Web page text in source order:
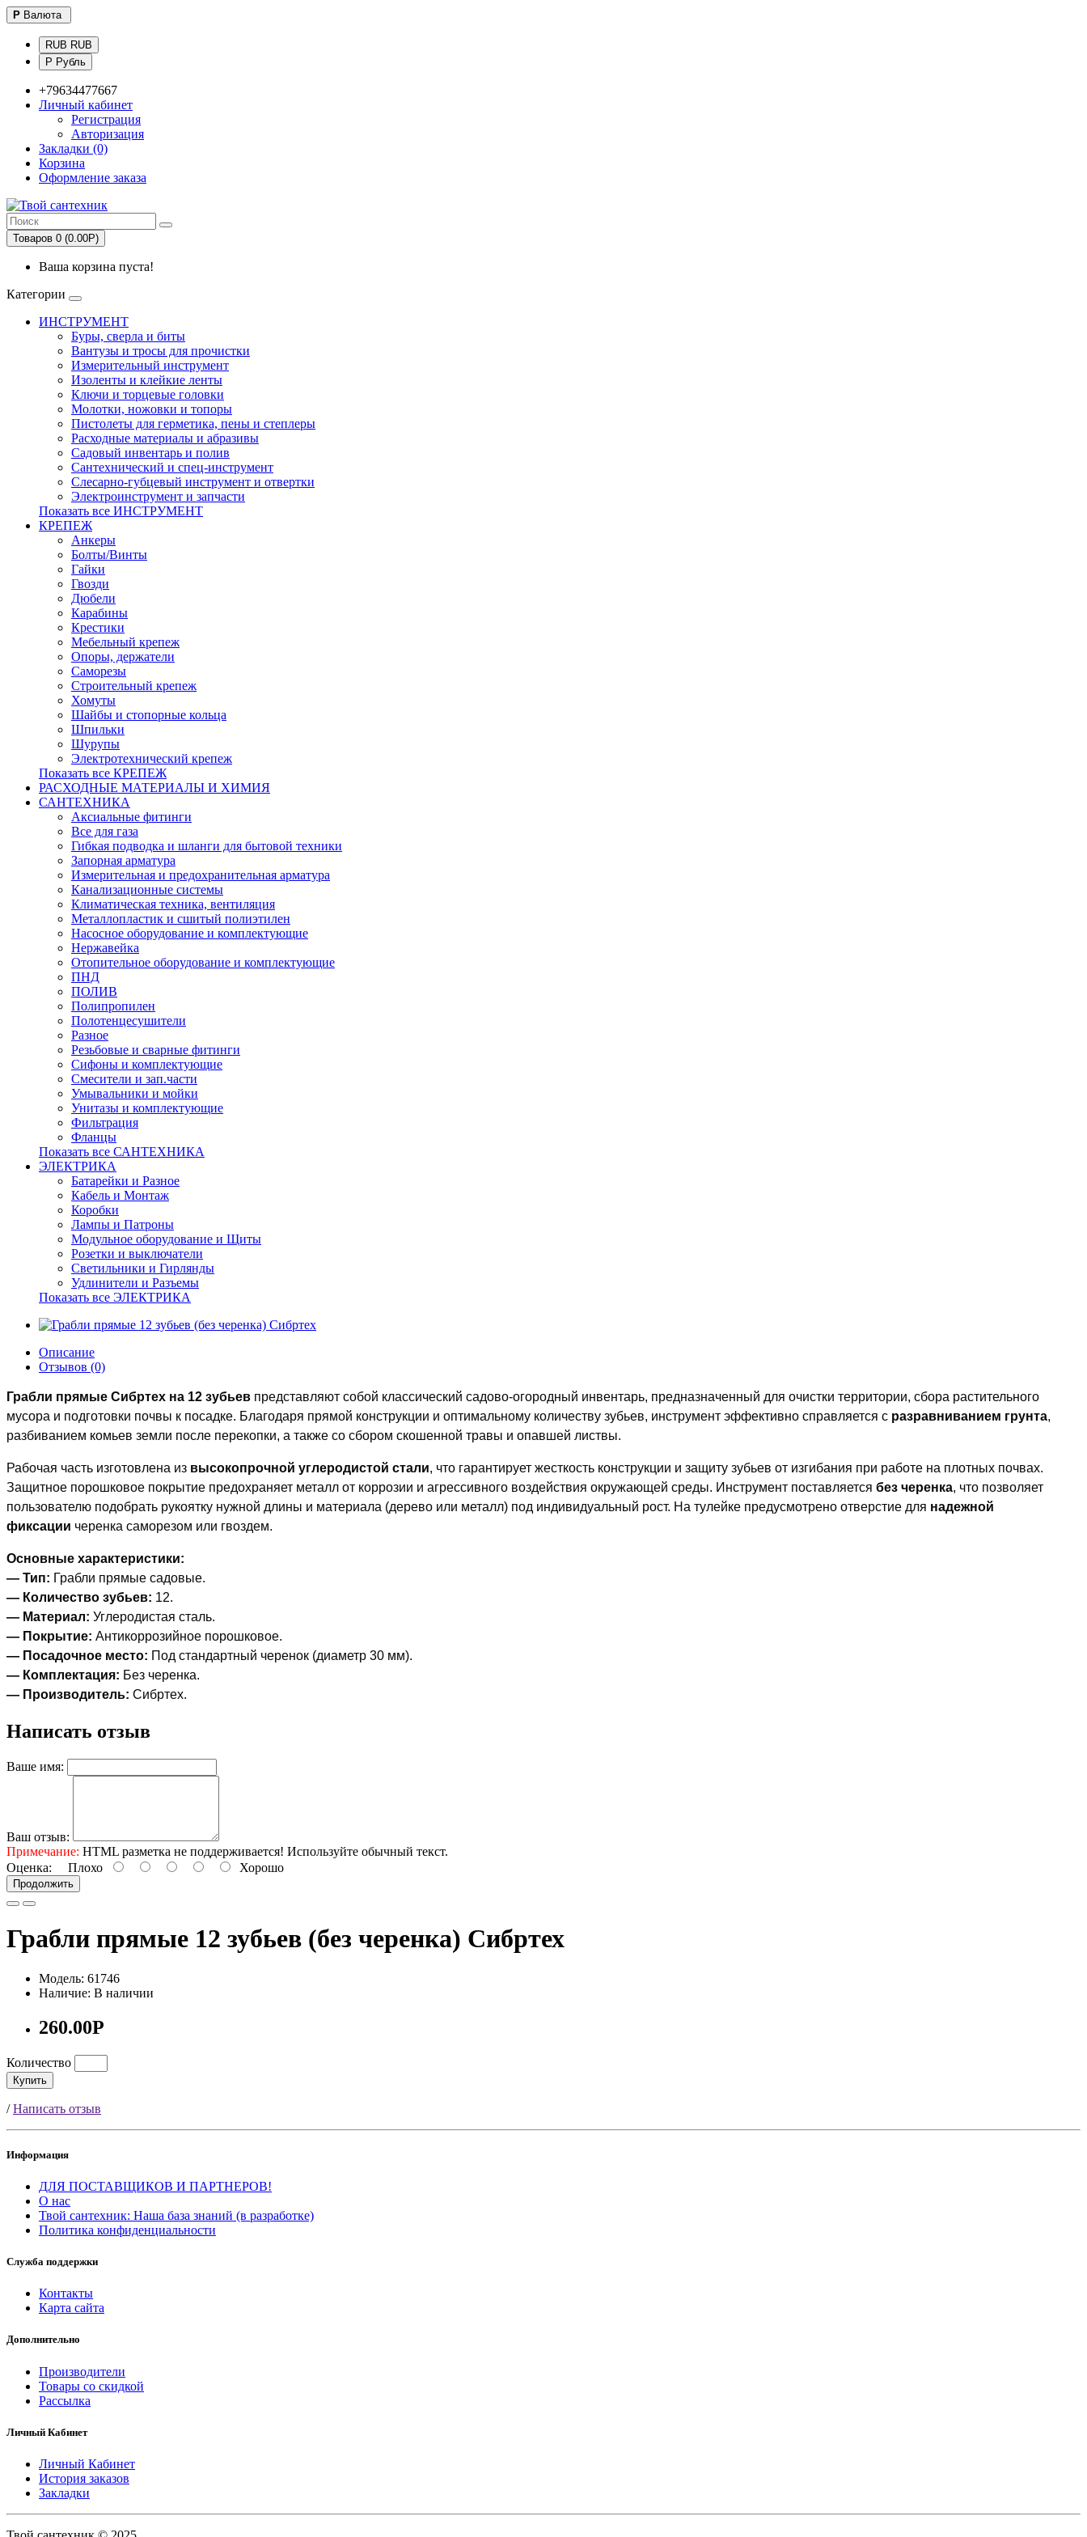
Р Валюта
RUB RUB
Р Рубль
+79634477667
Личный кабинет
Регистрация
Авторизация
Закладки (0)
Корзина
Оформление заказа
Товаров 0 (0.00Р)
Ваша корзина пуста!
Категории
ИНСТРУМЕНТ
Буры, сверла и биты
Вантузы и тросы для прочистки
Измерительный инструмент
Изоленты и клейкие ленты
Ключи и торцевые головки
Молотки, ножовки и топоры
Пистолеты для герметика, пены и степлеры
Расходные материалы и абразивы
Садовый инвентарь и полив
Сантехнический и спец-инструмент
Слесарно-губцевый инструмент и отвертки
Электроинструмент и запчасти
Показать все ИНСТРУМЕНТ
КРЕПЕЖ
Анкеры
Болты/Винты
Гайки
Гвозди
Дюбели
Карабины
Крестики
Мебельный крепеж
Опоры, держатели
Саморезы
Строительный крепеж
Хомуты
Шайбы и стопорные кольца
Шпильки
Шурупы
Электротехнический крепеж
Показать все КРЕПЕЖ
РАСХОДНЫЕ МАТЕРИАЛЫ И ХИМИЯ
САНТЕХНИКА
Аксиальные фитинги
Все для газа
Гибкая подводка и шланги для бытовой техники
Запорная арматура
Измерительная и предохранительная арматура
Канализационные системы
Климатическая техника, вентиляция
Металлопластик и сшитый полиэтилен
Насосное оборудование и комплектующие
Нержавейка
Отопительное оборудование и комплектующие
ПНД
ПОЛИВ
Полипропилен
Полотенцесушители
Разное
Резьбовые и сварные фитинги
Сифоны и комплектующие
Смесители и зап.части
Умывальники и мойки
Унитазы и комплектующие
Фильтрация
Фланцы
Показать все САНТЕХНИКА
ЭЛЕКТРИКА
Батарейки и Разное
Кабель и Монтаж
Коробки
Лампы и Патроны
Модульное оборудование и Щиты
Розетки и выключатели
Светильники и Гирлянды
Удлинители и Разъемы
Показать все ЭЛЕКТРИКА
Описание
Отзывов (0)
Грабли прямые Сибртех на 12 зубьев представляют собой классический садово-огородный инвентарь, предназначенный для очистки территории, сбора растительного
мусора и подготовки почвы к посадке. Благодаря прямой конструкции и оптимальному количеству зубьев, инструмент эффективно справляется с разравниванием грунта,
разбиванием комьев земли после перекопки, а также со сбором скошенной травы и опавшей листвы.
Рабочая часть изготовлена из высокопрочной углеродистой стали, что гарантирует жесткость конструкции и защиту зубьев от изгибания при работе на плотных почвах.
Защитное порошковое покрытие предохраняет металл от коррозии и агрессивного воздействия окружающей среды. Инструмент поставляется без черенка, что позволяет
пользователю подобрать рукоятку нужной длины и материала (дерево или металл) под индивидуальный рост. На тулейке предусмотрено отверстие для надежной
фиксации черенка саморезом или гвоздем.
Основные характеристики:
— Тип: Грабли прямые садовые.
— Количество зубьев: 12.
— Материал: Углеродистая сталь.
— Покрытие: Антикоррозийное порошковое.
— Посадочное место: Под стандартный черенок (диаметр 30 мм).
— Комплектация: Без черенка.
— Производитель: Сибртех.
Написать отзыв
Ваше имя:
Ваш отзыв:
Примечание: HTML разметка не поддерживается! Используйте обычный текст.
Оценка: Плохо Хорошо
Продолжить
Грабли прямые 12 зубьев (без черенка) Сибртех
Модель: 61746
Наличие: В наличии
260.00Р
Количество
Купить
/Написать отзыв
Информация
ДЛЯ ПОСТАВЩИКОВ И ПАРТНЕРОВ!
О нас
Твой сантехник: Наша база знаний (в разработке)
Политика конфиденциальности
Служба поддержки
Контакты
Карта сайта
Дополнительно
Производители
Товары со скидкой
Рассылка
Личный Кабинет
Личный Кабинет
История заказов
Закладки